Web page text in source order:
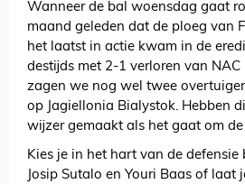
Wanneer de bal woensdag gaat
maand geleden dat de ploeg van
het laatst in actie kwam in de
destijds met 2-1 verloren van NAC
zagen we nog wel twee
op Jagiellonia Bialystok. Hebben
wijzer gemaakt als het gaat om
Kies je in het hart van de defensie
Josip Sutalo en Youri Baas of laat